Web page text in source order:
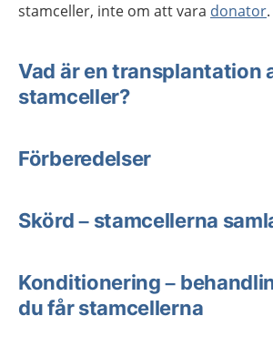
stamceller, inte om att vara donator.
Vad är en transplantation
stamceller?
Förberedelser
Skörd – stamcellerna
Konditionering –
du får stamcellerna